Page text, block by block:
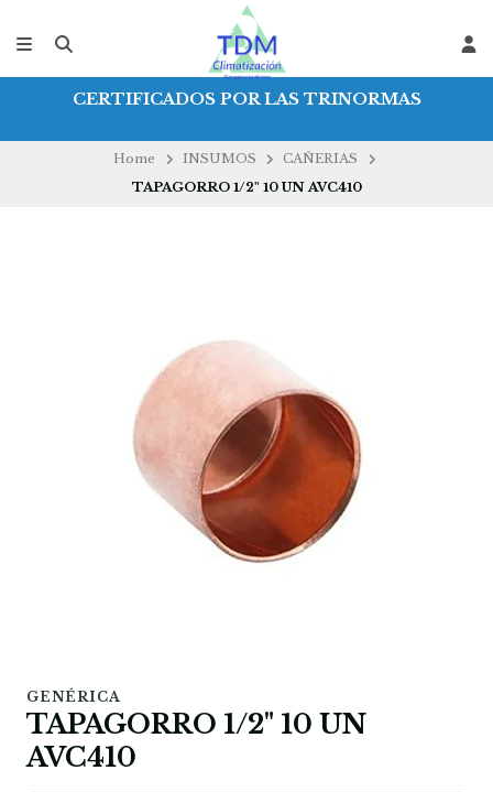
CERTIFICADOS POR LAS TRINORMAS
Home INSUMOS
CAÑERIAS
TAPAGORRO 1/2" 10 UN AVC410
GENÉRICA
TAPAGORRO 1/2" 10 UN
AVC410